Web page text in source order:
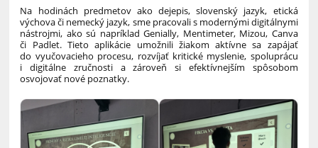
Na hodinách predmetov ako dejepis, slovenský jazyk, etická
výchova či nemecký jazyk, sme pracovali s modernými digitálnymi
nástrojmi, ako sú napríklad Genially, Mentimeter, Mizou, Canva
či Padlet. Tieto aplikácie umožnili žiakom aktívne sa zapájať
do vyučovacieho procesu, rozvíjať kritické myslenie, spoluprácu
i digitálne zručnosti a zároveň si efektívnejším spôsobom
osvojovať nové poznatky.